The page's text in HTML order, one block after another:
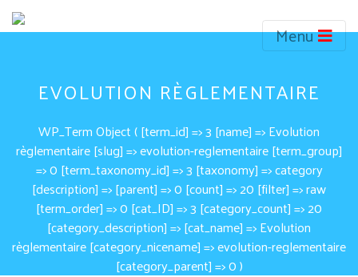
Menu
EVOLUTION RÈGLEMENTAIRE
WP_Term Object ( [term_id] => 3 [name] => Evolution
règlementaire [slug] => evolution-reglementaire [term_group]
=> 0 [term_taxonomy_id] => 3 [taxonomy] => category
[description] => [parent] => 0 [count] => 20 [filter] => raw
[term_order] => 0 [cat_ID] => 3 [category_count] => 20
[category_description] => [cat_name] => Evolution
règlementaire [category_nicename] => evolution-reglementaire
[category_parent] => 0 )